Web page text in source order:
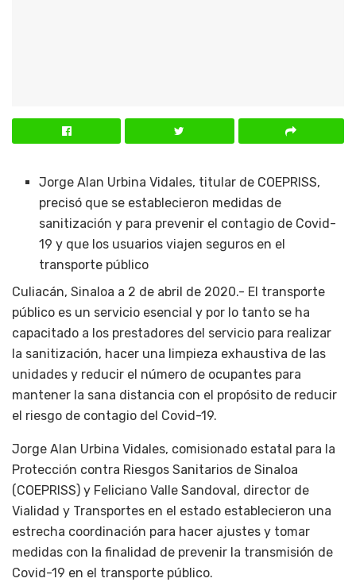
Jorge Alan Urbina Vidales, titular de COEPRISS,
precisó que se establecieron medidas de
sanitización y para prevenir el contagio de Covid-
19 y que los usuarios viajen seguros en el
transporte público
Culiacán, Sinaloa a 2 de abril de 2020.- El transporte
público es un servicio esencial y por lo tanto se ha
capacitado a los prestadores del servicio para realizar
la sanitización, hacer una limpieza exhaustiva de las
unidades y reducir el número de ocupantes para
mantener la sana distancia con el propósito de reducir
el riesgo de contagio del Covid-19.
Jorge Alan Urbina Vidales, comisionado estatal para la
Protección contra Riesgos Sanitarios de Sinaloa
(COEPRISS) y Feliciano Valle Sandoval, director de
Vialidad y Transportes en el estado establecieron una
estrecha coordinación para hacer ajustes y tomar
medidas con la finalidad de prevenir la transmisión de
Covid-19 en el transporte público.